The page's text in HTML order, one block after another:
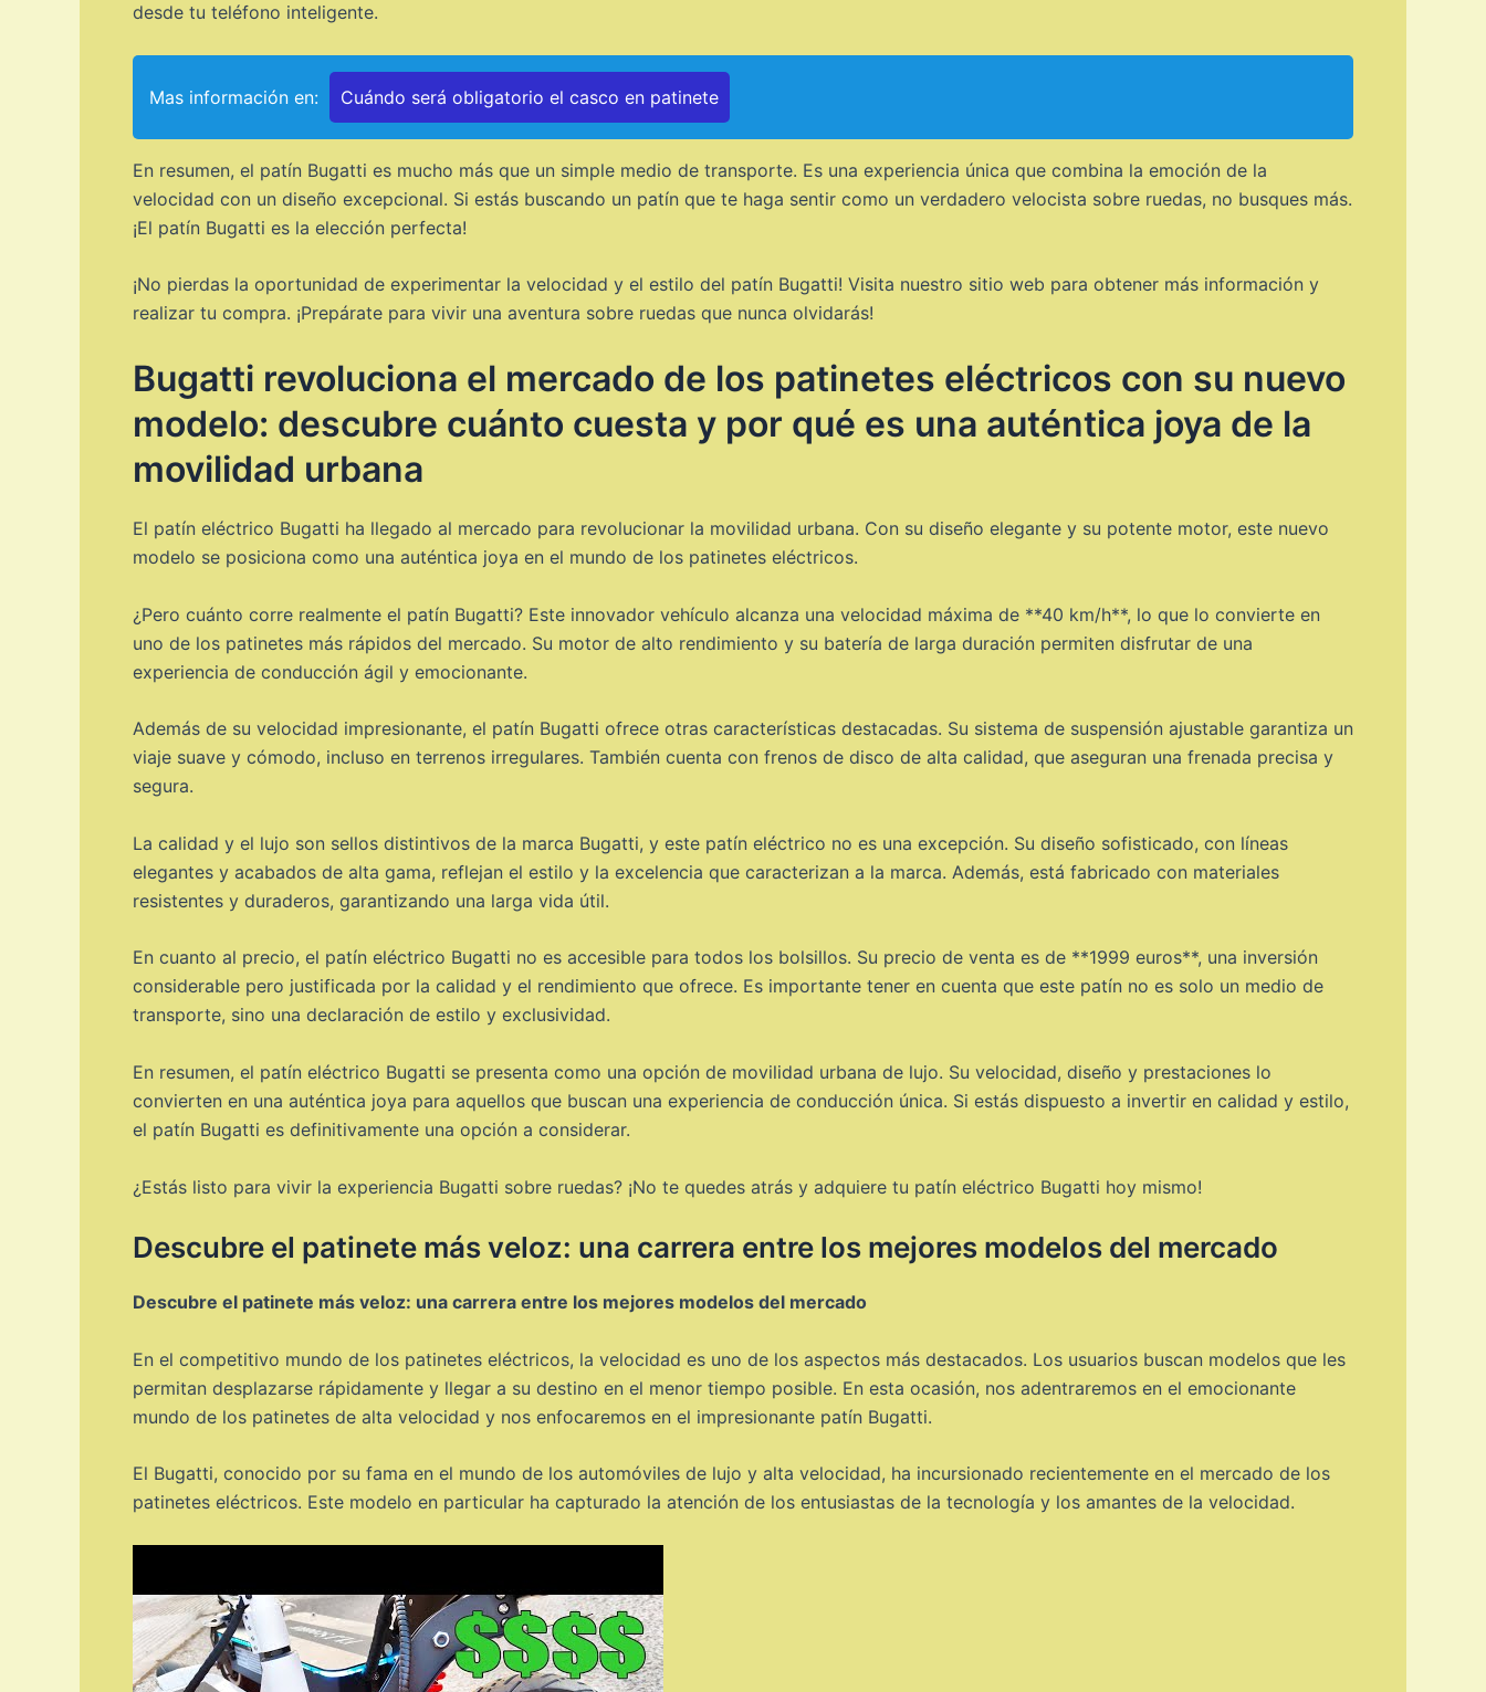
desde tu teléfono inteligente.
Mas información en: Cuándo será obligatorio el casco en patinete
En resumen, el patín Bugatti es mucho más que un simple medio de transporte. Es una experiencia única que combina la emoción de la
velocidad con un diseño excepcional. Si estás buscando un patín que te haga sentir como un verdadero velocista sobre ruedas, no busques más.
¡El patín Bugatti es la elección perfecta!
¡No pierdas la oportunidad de experimentar la velocidad y el estilo del patín Bugatti! Visita nuestro sitio web para obtener más información y
realizar tu compra. ¡Prepárate para vivir una aventura sobre ruedas que nunca olvidarás!
Bugatti revoluciona el mercado de los patinetes eléctricos con su nuevo
modelo: descubre cuánto cuesta y por qué es una auténtica joya de la
movilidad urbana
El patín eléctrico Bugatti ha llegado al mercado para revolucionar la movilidad urbana. Con su diseño elegante y su potente motor, este nuevo
modelo se posiciona como una auténtica joya en el mundo de los patinetes eléctricos.
¿Pero cuánto corre realmente el patín Bugatti? Este innovador vehículo alcanza una velocidad máxima de **40 km/h**, lo que lo convierte en
uno de los patinetes más rápidos del mercado. Su motor de alto rendimiento y su batería de larga duración permiten disfrutar de una
experiencia de conducción ágil y emocionante.
Además de su velocidad impresionante, el patín Bugatti ofrece otras características destacadas. Su sistema de suspensión ajustable garantiza un
viaje suave y cómodo, incluso en terrenos irregulares. También cuenta con frenos de disco de alta calidad, que aseguran una frenada precisa y
segura.
La calidad y el lujo son sellos distintivos de la marca Bugatti, y este patín eléctrico no es una excepción. Su diseño sofisticado, con líneas
elegantes y acabados de alta gama, reflejan el estilo y la excelencia que caracterizan a la marca. Además, está fabricado con materiales
resistentes y duraderos, garantizando una larga vida útil.
En cuanto al precio, el patín eléctrico Bugatti no es accesible para todos los bolsillos. Su precio de venta es de **1999 euros**, una inversión
considerable pero justificada por la calidad y el rendimiento que ofrece. Es importante tener en cuenta que este patín no es solo un medio de
transporte, sino una declaración de estilo y exclusividad.
En resumen, el patín eléctrico Bugatti se presenta como una opción de movilidad urbana de lujo. Su velocidad, diseño y prestaciones lo
convierten en una auténtica joya para aquellos que buscan una experiencia de conducción única. Si estás dispuesto a invertir en calidad y estilo,
el patín Bugatti es definitivamente una opción a considerar.
¿Estás listo para vivir la experiencia Bugatti sobre ruedas? ¡No te quedes atrás y adquiere tu patín eléctrico Bugatti hoy mismo!
Descubre el patinete más veloz: una carrera entre los mejores modelos del mercado
Descubre el patinete más veloz: una carrera entre los mejores modelos del mercado
En el competitivo mundo de los patinetes eléctricos, la velocidad es uno de los aspectos más destacados. Los usuarios buscan modelos que les
permitan desplazarse rápidamente y llegar a su destino en el menor tiempo posible. En esta ocasión, nos adentraremos en el emocionante
mundo de los patinetes de alta velocidad y nos enfocaremos en el impresionante patín Bugatti.
El Bugatti, conocido por su fama en el mundo de los automóviles de lujo y alta velocidad, ha incursionado recientemente en el mercado de los
patinetes eléctricos. Este modelo en particular ha capturado la atención de los entusiastas de la tecnología y los amantes de la velocidad.